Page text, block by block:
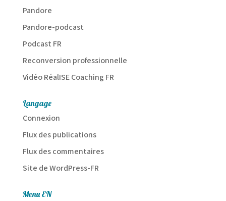
Pandore
Pandore-podcast
Podcast FR
Reconversion professionnelle
Vidéo RéalISE Coaching FR
Langage
Connexion
Flux des publications
Flux des commentaires
Site de WordPress-FR
Menu EN